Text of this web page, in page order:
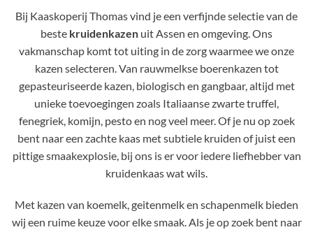
Bij Kaaskoperij Thomas vind je een verfijnde selectie van de
beste kruidenkazen uit Assen en omgeving. Ons
vakmanschap komt tot uiting in de zorg waarmee we onze
kazen selecteren. Van rauwmelkse boerenkazen tot
gepasteuriseerde kazen, biologisch en gangbaar, altijd met
unieke toevoegingen zoals Italiaanse zwarte truffel,
fenegriek, komijn, pesto en nog veel meer. Of je nu op zoek
bent naar een zachte kaas met subtiele kruiden of juist een
pittige smaakexplosie, bij ons is er voor iedere liefhebber van
kruidenkaas wat wils.
Met kazen van koemelk, geitenmelk en schapenmelk bieden
wij een ruime keuze voor elke smaak. Als je op zoek bent naar